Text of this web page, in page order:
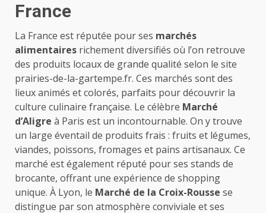
France
La France est réputée pour ses marchés
alimentaires richement diversifiés où l’on retrouve
des produits locaux de grande qualité selon le site
prairies-de-la-gartempe.fr. Ces marchés sont des
lieux animés et colorés, parfaits pour découvrir la
culture culinaire française. Le célèbre Marché
d’Aligre à Paris est un incontournable. On y trouve
un large éventail de produits frais : fruits et légumes,
viandes, poissons, fromages et pains artisanaux. Ce
marché est également réputé pour ses stands de
brocante, offrant une expérience de shopping
unique. À Lyon, le Marché de la Croix-Rousse se
distingue par son atmosphère conviviale et ses